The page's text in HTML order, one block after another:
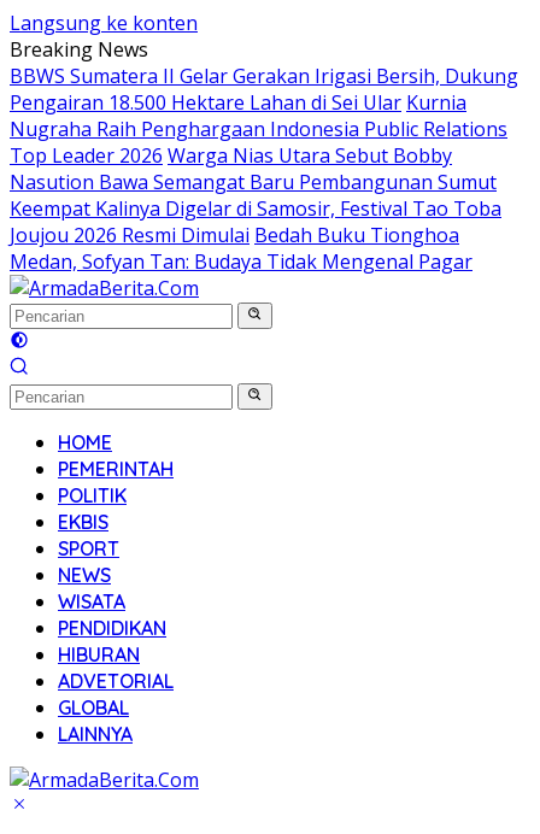
Langsung ke konten
Breaking News
BBWS Sumatera II Gelar Gerakan Irigasi Bersih, Dukung
Pengairan 18.500 Hektare Lahan di Sei Ular Kurnia
Nugraha Raih Penghargaan Indonesia Public Relations
Top Leader 2026 Warga Nias Utara Sebut Bobby
Nasution Bawa Semangat Baru Pembangunan Sumut
Keempat Kalinya Digelar di Samosir, Festival Tao Toba
Joujou 2026 Resmi Dimulai Bedah Buku Tionghoa
Medan, Sofyan Tan: Budaya Tidak Mengenal Pagar
HOME
PEMERINTAH
POLITIK
EKBIS
SPORT
NEWS
WISATA
PENDIDIKAN
HIBURAN
ADVETORIAL
GLOBAL
LAINNYA